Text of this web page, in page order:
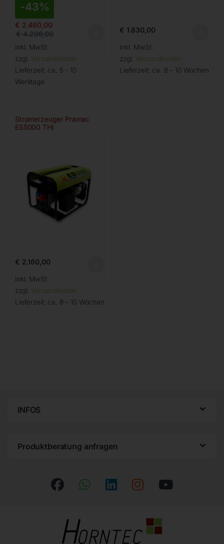
-43%
€ 2.460,00
€4.296,00
inkl. MwSt.
zzgl. Versandkosten
Lieferzeit: ca. 5 - 10
Werktage
€ 1.830,00
inkl. MwSt.
zzgl. Versandkosten
Lieferzeit: ca. 8 – 10 Wochen
Stromerzeuger Pramac
ES5000 THI
€ 2.160,00
inkl. MwSt.
zzgl. Versandkosten
Lieferzeit: ca. 8 – 10 Wochen
INFOS
Produktberatung anfragen